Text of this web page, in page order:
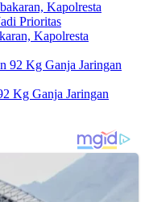
Kapolresta
Kg Ganja Jaringan